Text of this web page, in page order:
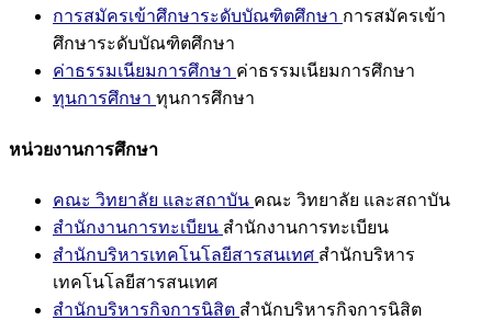
การสมัครเข้าศึกษาระดับบัณฑิตศึกษา การสมัครเข้า
ศึกษาระดับบัณฑิตศึกษา
ค่าธรรมเนียมการศึกษา ค่าธรรมเนียมการศึกษา
ทุนการศึกษา ทุนการศึกษา
หน่วยงานการศึกษา
คณะ วิทยาลัย และสถาบัน คณะ วิทยาลัย และสถาบัน
สำนักงานการทะเบียน สำนักงานการทะเบียน
สำนักบริหารเทคโนโลยีสารสนเทศ สำนักบริหาร
เทคโนโลยีสารสนเทศ
สำนักบริหารกิจการนิสิต สำนักบริหารกิจการนิสิต